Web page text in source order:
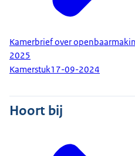
Kamerbrief over
2025
Kamerstuk17-09-2024
Hoort bij